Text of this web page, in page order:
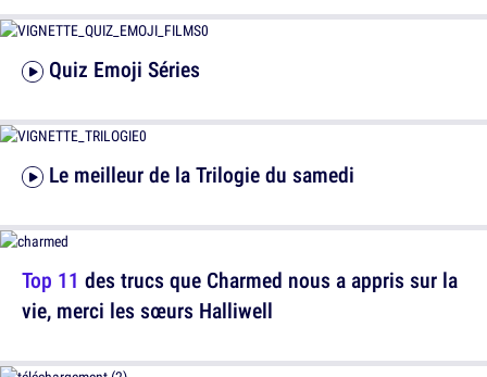
Quiz Emoji Séries
Top 11 des trucs que Charmed nous a appris sur la
vie, merci les sœurs Halliwell
Le meilleur de la Trilogie du samedi